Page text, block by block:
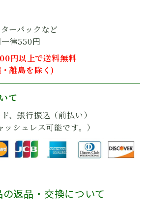
ーパックなど
律550円
円以上で送料無料
・離島を除く)
て
、銀行振込（前払い）
シュレス可能です。）
の返品・交換について